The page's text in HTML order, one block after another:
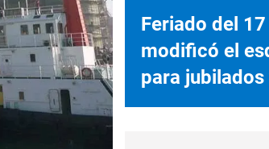
Feriado del
modificó el
para